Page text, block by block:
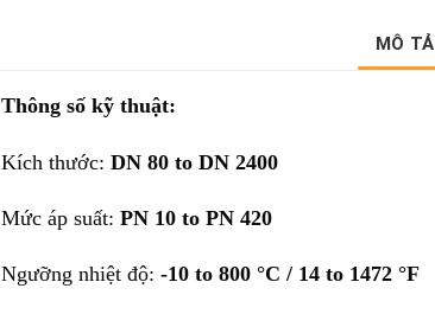
MÔ TẢ
Thông số kỹ thuật:
Kích thước: DN 80 to DN 2400
Mức áp suất: PN 10 to PN 420
Ngưỡng nhiệt độ: -10 to 800 °C / 14 to 1472 °F